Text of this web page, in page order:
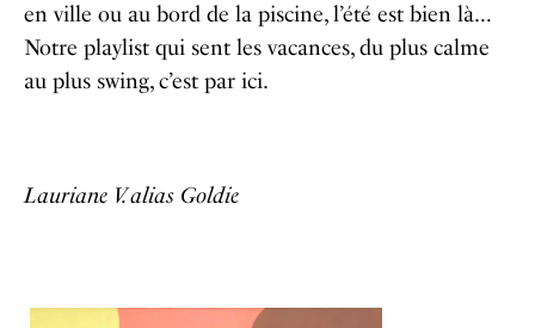
en ville ou au bord de la piscine, l’été est bien là…
Notre playlist qui sent les vacances, du plus calme
au plus swing, c’est par ici.
Lauriane V. alias Goldie